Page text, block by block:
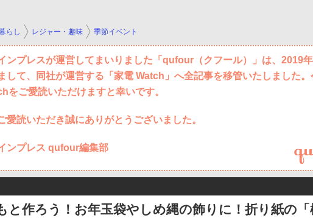
らし レジャー・趣味 季節イベント
ンプレスが運営してまいりました「qufour（クフール）」は、2019
して、同社が運営する「家電 Watch」へ全記事を移管いたしました。
をご愛読いただけますと幸いです。
愛読いただき誠にありがとうございました。
ンプレス qufour編集部
と作ろう！お年玉袋やしめ縄の飾りに！折り紙の「